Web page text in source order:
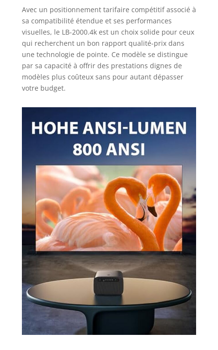
Avec un positionnement tarifaire compétitif associé à
sa compatibilité étendue et ses performances
visuelles, le LB-2000.4k est un choix solide pour ceux
qui recherchent un bon rapport qualité-prix dans
une technologie de pointe. Ce modèle se distingue
par sa capacité à offrir des prestations dignes de
modèles plus coûteux sans pour autant dépasser
votre budget.